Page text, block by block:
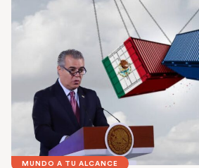
MUNDO A TU ALCANCE